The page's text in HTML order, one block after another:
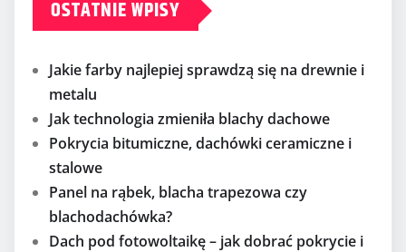
OSTATNIE WPISY
Jakie farby najlepiej sprawdzą się na drewnie i
metalu
Jak technologia zmieniła blachy dachowe
Pokrycia bitumiczne, dachówki ceramiczne i
stalowe
Panel na rąbek, blacha trapezowa czy
blachodachówka?
Dach pod fotowoltaikę – jak dobrać pokrycie i